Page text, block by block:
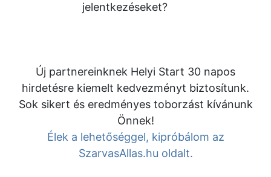
jelentkezéseket?
Új partnereinknek Helyi Start 30 napos
hirdetésre kiemelt kedvezményt biztosítunk.
Sok sikert és eredményes toborzást kívánunk
Önnek!
Élek a lehetőséggel, kipróbálom az
SzarvasAllas.hu oldalt.